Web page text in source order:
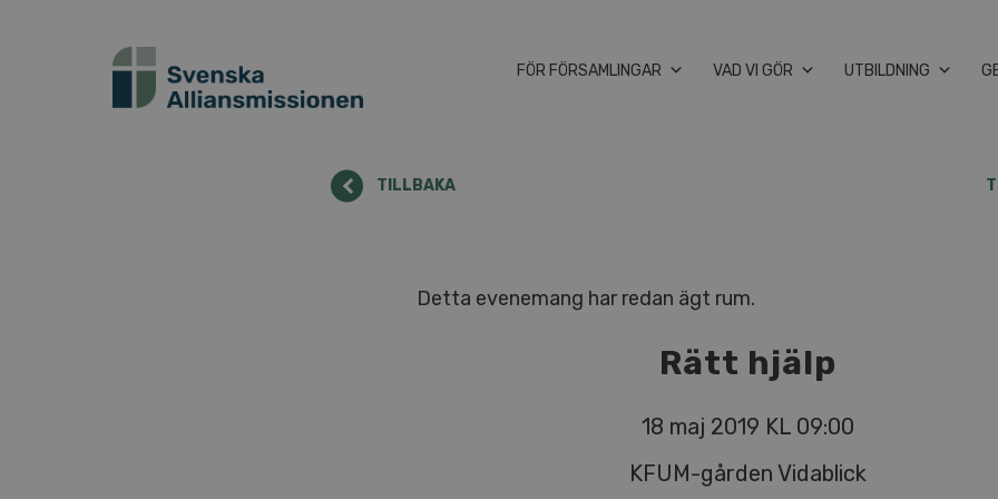
FÖR FÖRSAMLINGAR VAD VI GÖR UTBILDNING
TILLBAKA
Detta evenemang har redan ägt rum.
Rätt hjälp
18 maj 2019 KL 09:00
KFUM-gården Vidablick